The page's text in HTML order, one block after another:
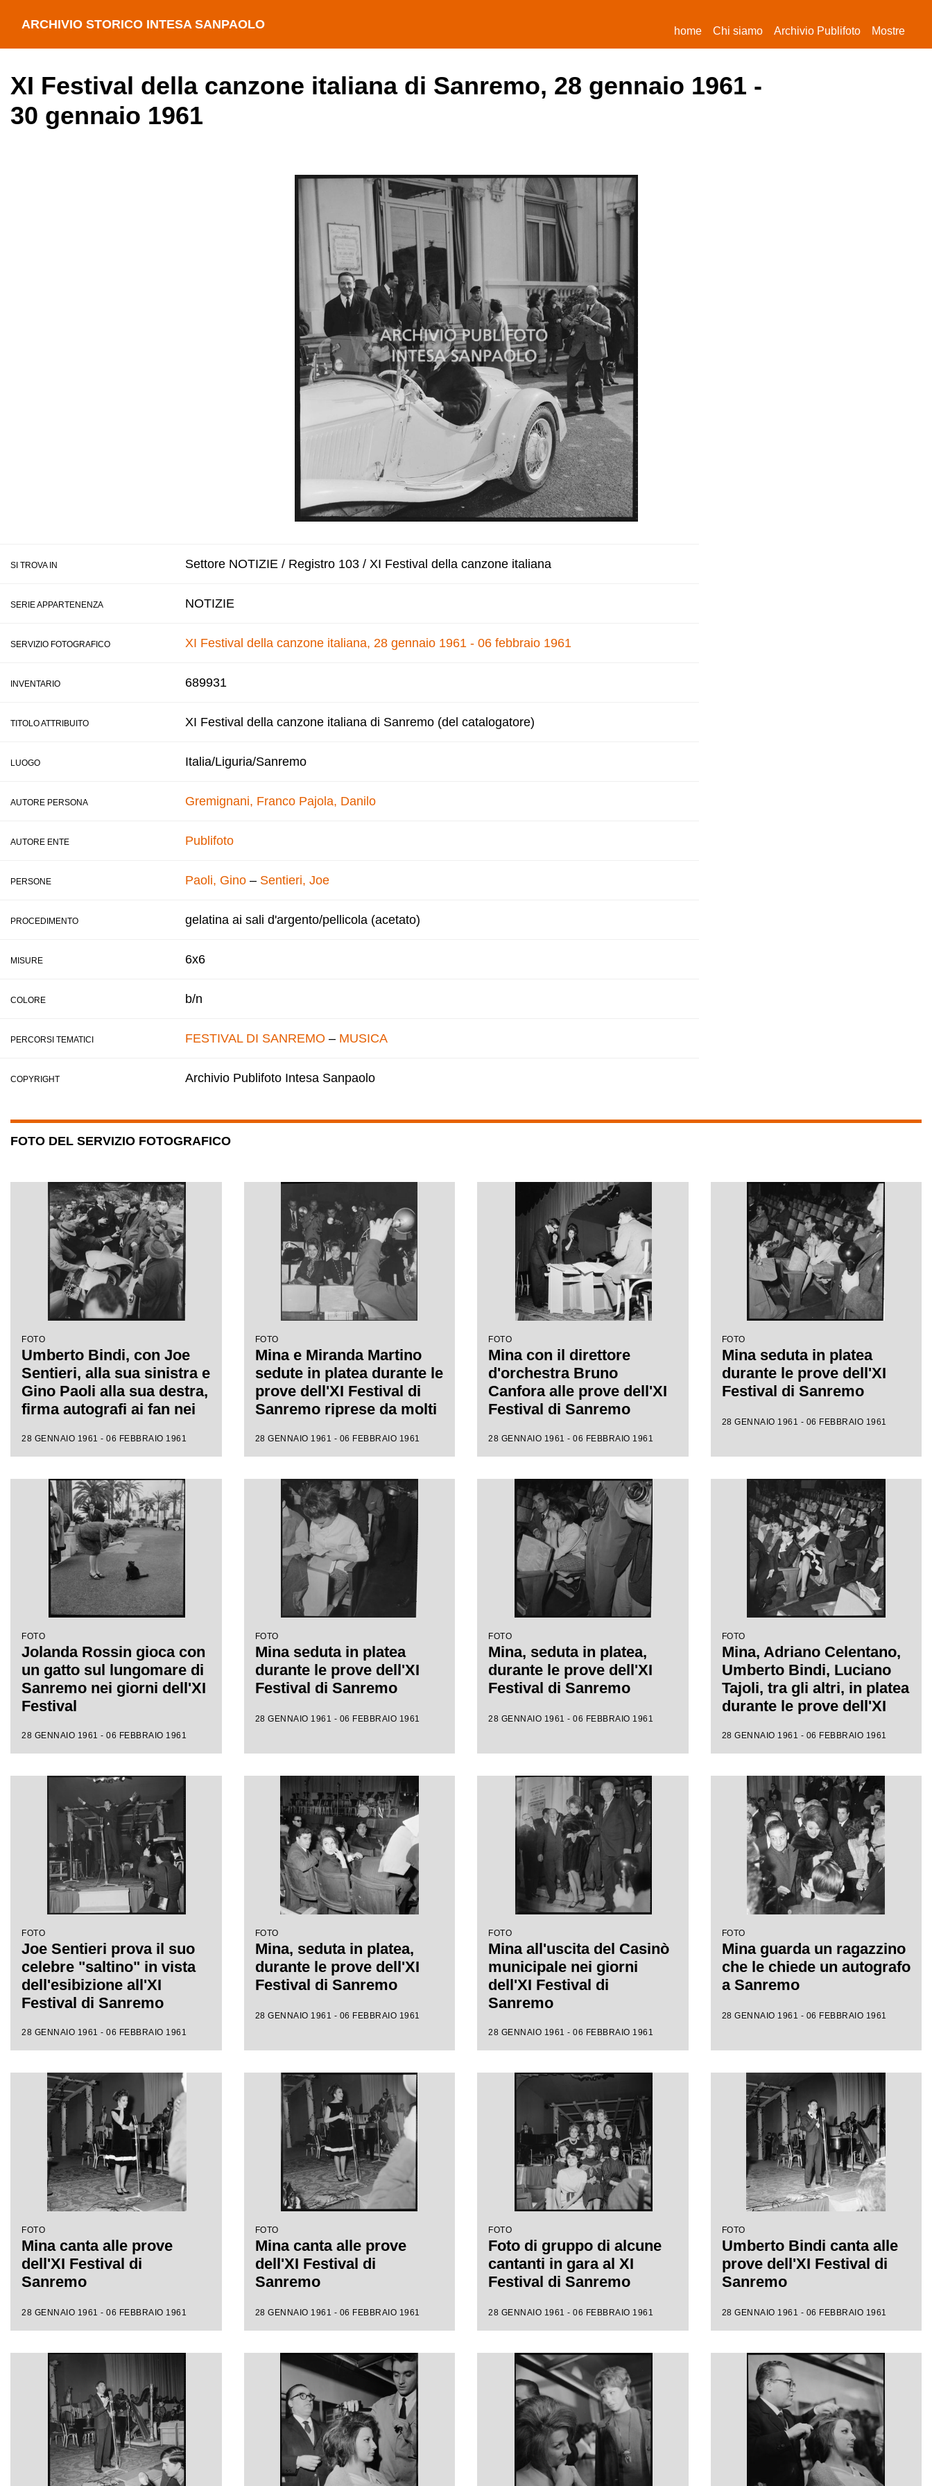
ARCHIVIO STORICO INTESA SANPAOLO home(current)
Chi siamo Archivio Publifoto Mostre
XI Festival della canzone italiana di Sanremo, 28 gennaio 1961 -
30 gennaio 1961
SI TROVA IN Settore NOTIZIE / Registro 103 / XI Festival della canzone italiana
SERIE APPARTENENZA NOTIZIE
SERVIZIO FOTOGRAFICO XI Festival della canzone italiana, 28 gennaio 1961 - 06 febbraio 1961
INVENTARIO 689931
TITOLO ATTRIBUITO XI Festival della canzone italiana di Sanremo (del catalogatore)
LUOGO Italia/Liguria/Sanremo
AUTORE PERSONA Gremignani, Franco Pajola, Danilo
AUTORE ENTE Publifoto
PERSONE Paoli, Gino – Sentieri, Joe
PROCEDIMENTO gelatina ai sali d'argento/pellicola (acetato)
MISURE 6x6
COLORE b/n
PERCORSI TEMATICI FESTIVAL DI SANREMO – MUSICA
COPYRIGHT Archivio Publifoto Intesa Sanpaolo
FOTO DEL SERVIZIO FOTOGRAFICO
FOTO
Umberto Bindi, con Joe
Sentieri, alla sua sinistra e
Gino Paoli alla sua destra,
firma autografi ai fan nei
Sanremo
28 GENNAIO 1961 - 06 FEBBRAIO 1961
FOTO
Mina e Miranda Martino
sedute in platea durante le
prove dell'XI Festival di
Sanremo riprese da molti
28 GENNAIO 1961 - 06 FEBBRAIO 1961
FOTO
Mina con il direttore
d'orchestra Bruno
Canfora alle prove dell'XI
Festival di Sanremo
28 GENNAIO 1961 - 06 FEBBRAIO 1961
FOTO
Mina seduta in platea
durante le prove dell'XI
Festival di Sanremo
28 GENNAIO 1961 - 06 FEBBRAIO 1961
FOTO
Jolanda Rossin gioca con
un gatto sul lungomare di
Sanremo nei giorni dell'XI
Festival
28 GENNAIO 1961 - 06 FEBBRAIO 1961
FOTO
Mina seduta in platea
durante le prove dell'XI
Festival di Sanremo
28 GENNAIO 1961 - 06 FEBBRAIO 1961
FOTO
Mina, seduta in platea,
durante le prove dell'XI
Festival di Sanremo
28 GENNAIO 1961 - 06 FEBBRAIO 1961
FOTO
Mina, Adriano Celentano,
Umberto Bindi, Luciano
Tajoli, tra gli altri, in platea
durante le prove dell'XI
28 GENNAIO 1961 - 06 FEBBRAIO 1961
FOTO
Joe Sentieri prova il suo
celebre "saltino" in vista
dell'esibizione all'XI
Festival di Sanremo
28 GENNAIO 1961 - 06 FEBBRAIO 1961
FOTO
Mina, seduta in platea,
durante le prove dell'XI
Festival di Sanremo
28 GENNAIO 1961 - 06 FEBBRAIO 1961
FOTO
Mina all'uscita del Casinò
municipale nei giorni
dell'XI Festival di
Sanremo
28 GENNAIO 1961 - 06 FEBBRAIO 1961
FOTO
Mina guarda un ragazzino
che le chiede un autografo
a Sanremo
28 GENNAIO 1961 - 06 FEBBRAIO 1961
FOTO
Mina canta alle prove
dell'XI Festival di
Sanremo
28 GENNAIO 1961 - 06 FEBBRAIO 1961
FOTO
Mina canta alle prove
dell'XI Festival di
Sanremo
28 GENNAIO 1961 - 06 FEBBRAIO 1961
FOTO
Foto di gruppo di alcune
cantanti in gara al XI
Festival di Sanremo
28 GENNAIO 1961 - 06 FEBBRAIO 1961
FOTO
Umberto Bindi canta alle
prove dell'XI Festival di
Sanremo
28 GENNAIO 1961 - 06 FEBBRAIO 1961